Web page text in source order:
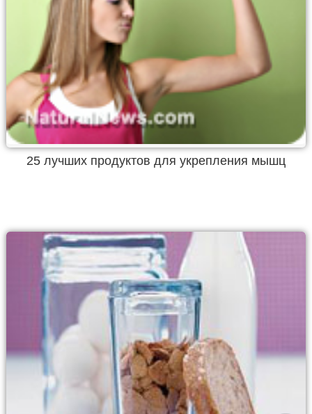
25 лучших продуктов для укрепления мышц